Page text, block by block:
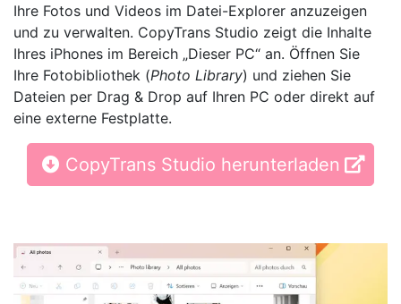
Ihre Fotos und Videos im Datei-Explorer anzuzeigen
und zu verwalten. CopyTrans Studio zeigt die Inhalte
Ihres iPhones im Bereich „Dieser PC“ an. Öffnen Sie
Ihre Fotobibliothek (Photo Library) und ziehen Sie
Dateien per Drag & Drop auf Ihren PC oder direkt auf
eine externe Festplatte.
CopyTrans Studio herunterladen